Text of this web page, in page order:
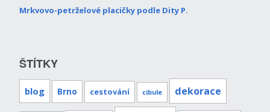
Mrkvovo-petrželové placičky podle Dity P.
ŠTÍTKY
blog Brno cestování cibule dekorace